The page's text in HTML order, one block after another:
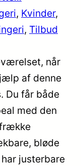
, Kvinder
, Tilbud
når
af denne
Du får både
med den
bløde
justerbare